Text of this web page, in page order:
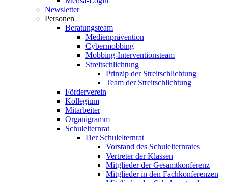
Newsletter
Personen
Beratungsteam
Medienprävention
Cybermobbing
Mobbing-Interventionsteam
Streitschlichtung
Prinzip der Streitschlichtung
Team der Streitschlichtung
Förderverein
Kollegium
Mitarbeiter
Organigramm
Schulelternrat
Der Schulelternrat
Vorstand des Schulelternrates
Vertreter der Klassen
Mitglieder der Gesamtkonferenz
Mitglieder in den Fachkonferenzen